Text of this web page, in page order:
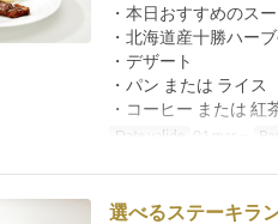
・本日おすすめのス
・北海道産十勝ハー
・デザート
・パン または ライス
・コーヒー または 紅
Date valide 01 mar ~
選べるステーキラ